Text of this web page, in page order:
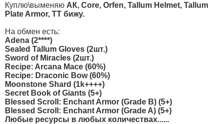
Куплю\выменяю АК, Core, Orfen, Tallum Helmet, Tallum
Plate Armor, TT бижу.
На обмен есть:
Adena (2****)
Sealed Tallum Gloves (2шт.)
Sword of Miracles (2шт.)
Recipe: Arcana Mace (60%)
Recipe: Draconic Bow (60%)
Moonstone Shard (1k++++)
Secret Book of Giants (5+)
Blessed Scroll: Enchant Armor (Grade B) (5+)
Blessed Scroll: Enchant Armor (Grade A) (5+)
Любые ресурсы в любых количествах......